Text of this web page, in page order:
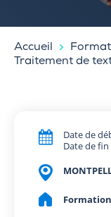
Accueil
Traitement de
Date de
Date de fin